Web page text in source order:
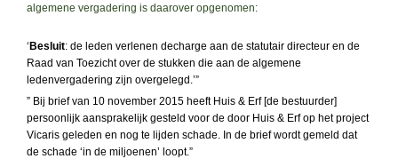
algemene vergadering is daarover opgenomen:
‘Besluit: de leden verlenen decharge aan de statutair directeur en de
Raad van Toezicht over de stukken die aan de algemene
ledenvergadering zijn overgelegd.’”
” Bij brief van 10 november 2015 heeft Huis & Erf [de bestuurder]
persoonlijk aansprakelijk gesteld voor de door Huis & Erf op het project
Vicaris geleden en nog te lijden schade. In de brief wordt gemeld dat
de schade ‘in de miljoenen’ loopt.”